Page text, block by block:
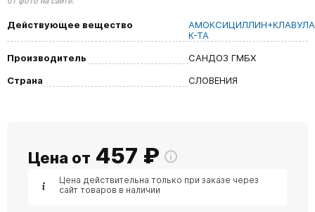
Действующее вещество
К-ТА
Производитель
САНДОЗ ГМБХ
Страна
СЛОВЕНИЯ
Цена от 457 ₽
Цена действительна только при заказе через
сайт товаров в наличии